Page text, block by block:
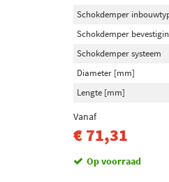
Schokdemper
Schokdemper
Schokdemper systeem
Diameter [mm]
Lengte [mm]
Vanaf
€ 71,31
Op voorraad